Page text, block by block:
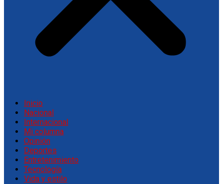
Inicio
Nacional
Internacional
Mi columna
Opinión
Deportes
Entretenimiento
Tecnología
Vida y estilo